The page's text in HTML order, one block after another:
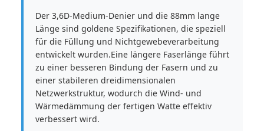
Der 3,6D-Medium-Denier und die 88mm lange
Länge sind goldene Spezifikationen, die speziell
für die Füllung und Nichtgewebeverarbeitung
entwickelt wurden.Eine längere Faserlänge führt
zu einer besseren Bindung der Fasern und zu
einer stabileren dreidimensionalen
Netzwerkstruktur, wodurch die Wind- und
Wärmedämmung der fertigen Watte effektiv
verbessert wird.